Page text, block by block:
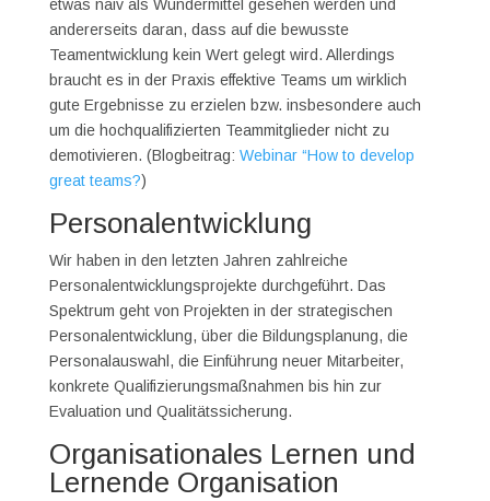
etwas naiv als Wundermittel gesehen werden und
andererseits daran, dass auf die bewusste
Teamentwicklung kein Wert gelegt wird. Allerdings
braucht es in der Praxis effektive Teams um wirklich
gute Ergebnisse zu erzielen bzw. insbesondere auch
um die hochqualifizierten Teammitglieder nicht zu
demotivieren. (Blogbeitrag: Webinar “How to develop
great teams?)
Personalentwicklung
Wir haben in den letzten Jahren zahlreiche
Personalentwicklungsprojekte durchgeführt. Das
Spektrum geht von Projekten in der strategischen
Personalentwicklung, über die Bildungsplanung, die
Personalauswahl, die Einführung neuer Mitarbeiter,
konkrete Qualifizierungsmaßnahmen bis hin zur
Evaluation und Qualitätssicherung.
Organisationales Lernen und
Lernende Organisation